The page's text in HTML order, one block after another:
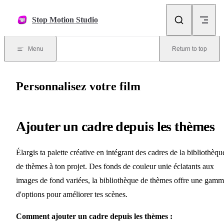
Stop Motion Studio
Menu Return to top
Personnalisez votre film
Ajouter un cadre depuis les thèmes
Élargis ta palette créative en intégrant des cadres de la
de thèmes à ton projet. Des fonds de couleur unie éclatants aux
images de fond variées, la bibliothèque de thèmes offre une
d'options pour améliorer tes scènes.
Comment ajouter un cadre depuis les thèmes :